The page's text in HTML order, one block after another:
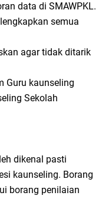
data di SMAWPKL.
semua
agar tidak ditarik
Guru kaunseling
Sekolah
dikenal pasti
kaunseling. Borang
borang penilaian